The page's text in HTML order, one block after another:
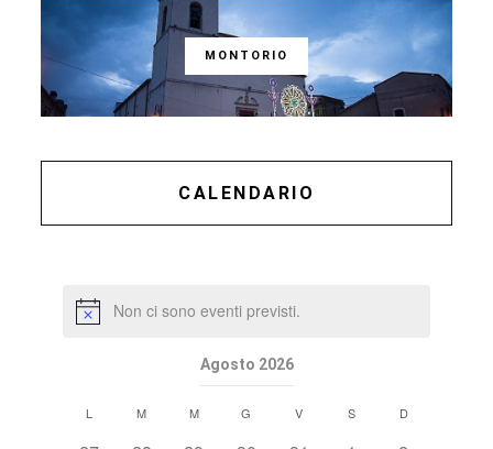
MONTORIO
CALENDARIO
Non ci sono eventi previsti.
Agosto 2026
Calendario
L M M G V S D